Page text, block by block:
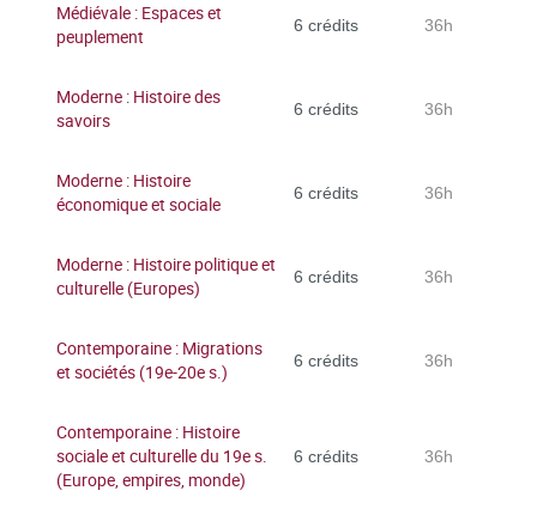
Médiévale : Espaces et
peuplement
6 crédits 36h
Moderne : Histoire des
savoirs
6 crédits 36h
Moderne : Histoire
économique et sociale
6 crédits 36h
Moderne : Histoire politique et
culturelle (Europes)
6 crédits 36h
Contemporaine : Migrations
et sociétés (19e-20e s.)
6 crédits 36h
Contemporaine : Histoire
sociale et culturelle du 19e s.
(Europe, empires, monde)
6 crédits 36h